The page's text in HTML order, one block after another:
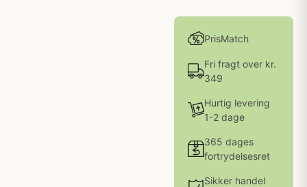
PrisMatch
Fri fragt over kr.
349
Hurtig levering
1-2 dage
365 dages
fortrydelsesret
Sikker handel